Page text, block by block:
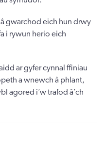
gwarchod eich hun drwy
i rywun herio eich
ar gyfer cynnal ffiniau
a wnewch â phlant,
agored i’w trafod â’ch